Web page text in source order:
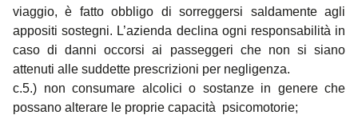
viaggio, è fatto obbligo di sorreggersi saldamente agli
appositi sostegni. L’azienda declina ogni responsabilità in
caso di danni occorsi ai passeggeri che non si siano
attenuti alle suddette prescrizioni per negligenza.
c.5.) non consumare alcolici o sostanze in genere che
possano alterare le proprie capacità psicomotorie;